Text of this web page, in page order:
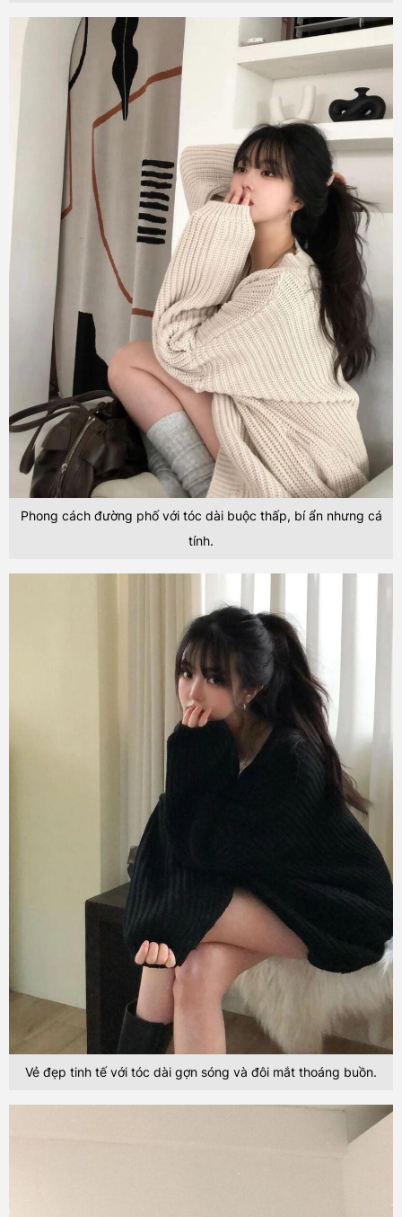
Phong cách đường phố với tóc dài buộc thấp, bí ẩn nhưng cá
tính.
Vẻ đẹp tinh tế với tóc dài gợn sóng và đôi mắt thoáng buồn.